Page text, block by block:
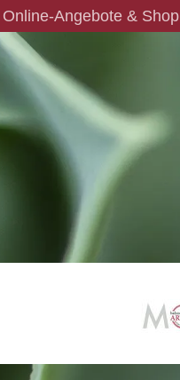
Online-Angebote & Shop